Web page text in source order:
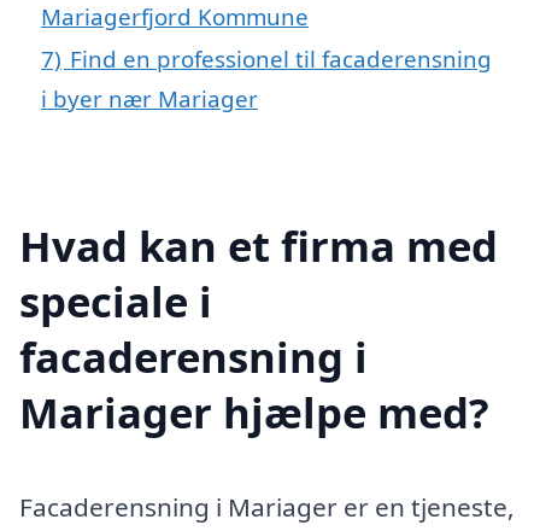
Mariagerfjord Kommune
7) Find en professionel til facaderensning
i byer nær Mariager
Hvad kan et firma med
speciale i
facaderensning i
Mariager hjælpe med?
Facaderensning i Mariager er en tjeneste,